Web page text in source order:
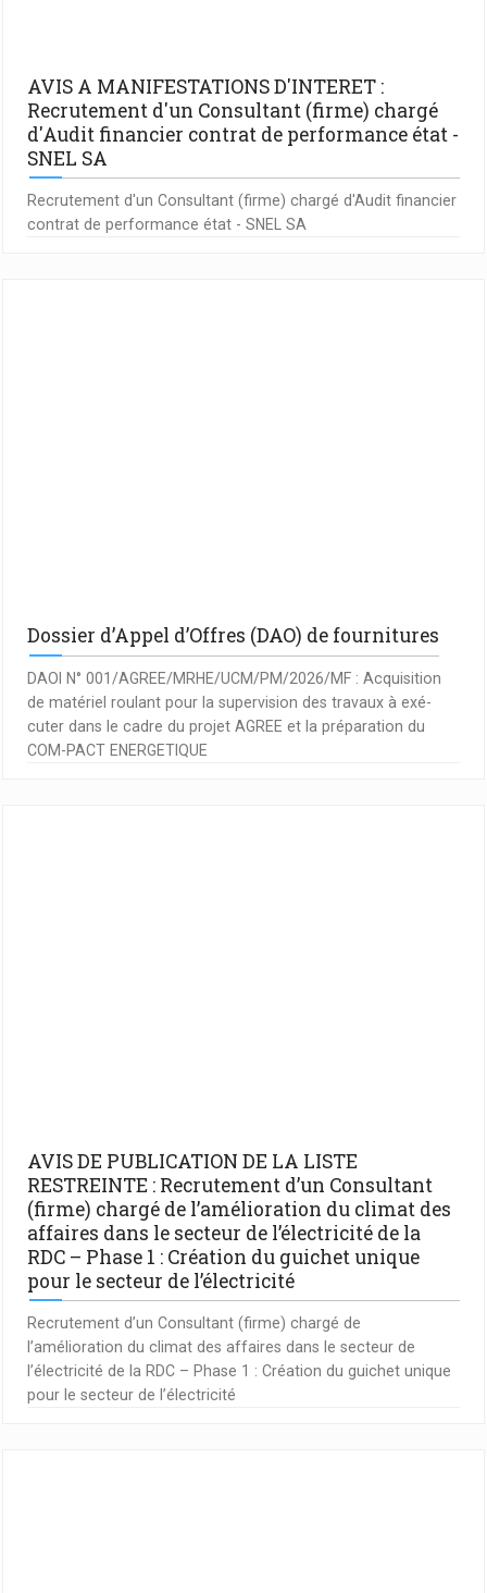
AVIS A MANIFESTATIONS D'INTERET :
Recrutement d'un Consultant (firme) chargé
d'Audit financier contrat de performance état -
SNEL SA
Recrutement d'un Consultant (firme) chargé d'Audit financier
contrat de performance état - SNEL SA
Dossier d’Appel d’Offres (DAO) de fournitures
DAOI N° 001/AGREE/MRHE/UCM/PM/2026/MF : Acquisition
de matériel roulant pour la supervision des travaux à exé-
cuter dans le cadre du projet AGREE et la préparation du
COM-PACT ENERGETIQUE
AVIS DE PUBLICATION DE LA LISTE
RESTREINTE : Recrutement d’un Consultant
(firme) chargé de l’amélioration du climat des
affaires dans le secteur de l’électricité de la
RDC – Phase 1 : Création du guichet unique
pour le secteur de l’électricité
Recrutement d’un Consultant (firme) chargé de
l’amélioration du climat des affaires dans le secteur de
l’électricité de la RDC – Phase 1 : Création du guichet unique
pour le secteur de l’électricité